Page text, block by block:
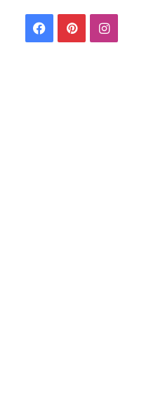
Facebook
PinterestInstagram